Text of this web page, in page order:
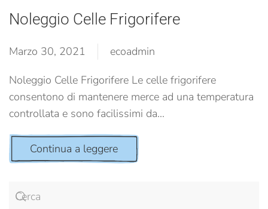
Noleggio Celle Frigorifere
Marzo 30, 2021
ecoadmin
Noleggio Celle Frigorifere Le celle frigorifere
consentono di mantenere merce ad una temperatura
controllata e sono facilissimi da...
Continua a leggere